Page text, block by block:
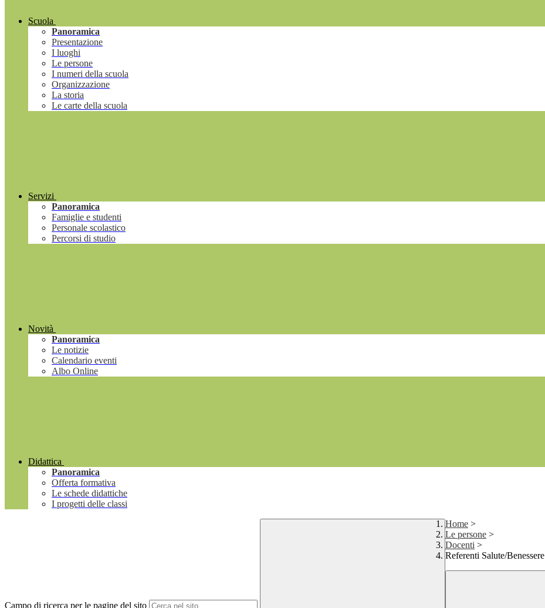
Scuola
Panoramica
Presentazione
I luoghi
Le persone
I numeri della scuola
Organizzazione
La storia
Le carte della scuola
Servizi
Panoramica
Famiglie e studenti
Personale scolastico
Percorsi di studio
Novità
Panoramica
Le notizie
Calendario eventi
Albo Online
Didattica
Panoramica
Offerta formativa
Le schede didattiche
I progetti delle classi
Campo di ricerca per le pagine del sito
Home >
Le persone >
Docenti >
Referenti Salute/Benessere